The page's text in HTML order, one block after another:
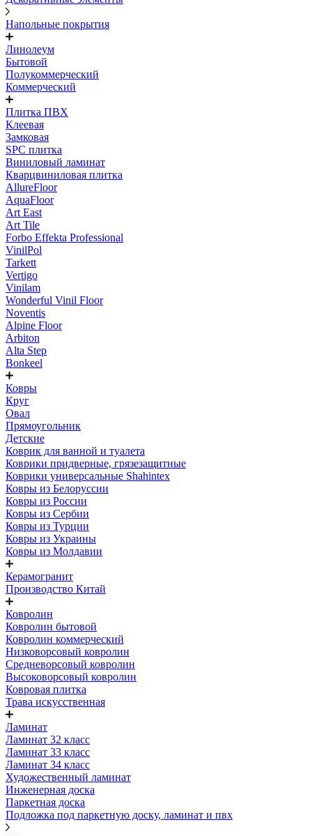
Напольные покрытия
Линолеум
Бытовой
Полукоммерческий
Коммерческий
Плитка ПВХ
Клеевая
Замковая
SPC плитка
Виниловый ламинат
Кварцвиниловая плитка
AllureFloor
AquaFloor
Art East
Art Tile
Forbo Effekta Professional
VinilPol
Tarkett
Vertigo
Vinilam
Wonderful Vinil Floor
Noventis
Alpine Floor
Arbiton
Alta Step
Bonkeel
Ковры
Круг
Овал
Прямоугольник
Детские
Коврик для ванной и туалета
Коврики придверные, грязезащитные
Коврики универсальные Shahintex
Ковры из Белоруссии
Ковры из России
Ковры из Сербии
Ковры из Турции
Ковры из Украины
Ковры из Молдавии
Керамогранит
Производство Китай
Ковролин
Ковролин бытовой
Ковролин коммерческий
Низковорсовый ковролин
Средневорсовый ковролин
Высоковорсовый ковролин
Ковровая плитка
Трава искусственная
Ламинат
Ламинат 32 класс
Ламинат 33 класс
Ламинат 34 класс
Художественный ламинат
Инженерная доска
Паркетная доска
Подложка под паркетную доску, ламинат и пвх